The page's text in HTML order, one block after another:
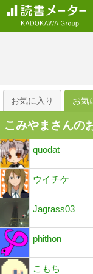
お気に入り お気
こみやまさんの
quodat
ウイチケ
Jagrass03
phithon
こもち